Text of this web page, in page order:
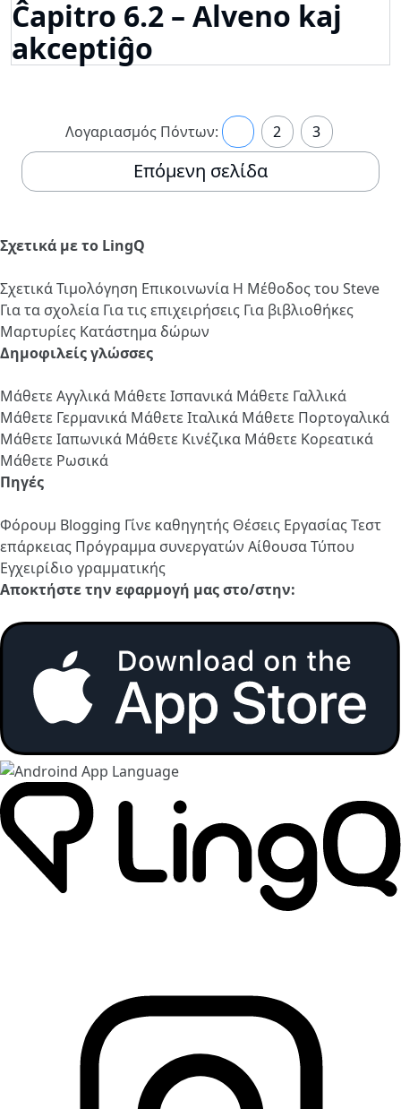
Ĉapitro 6.2 – Alveno kaj
akceptiĝo
Λογαριασμός Πόντων: 2 3
Επόμενη σελίδα
Σχετικά με το LingQ
ΣχετικάΤιμολόγηση Επικοινωνία Η Μέθοδος του Steve
Για τα σχολεία Για τις επιχειρήσεις Για βιβλιοθήκες
Μαρτυρίες Κατάστημα δώρων
Δημοφιλείς γλώσσες
Μάθετε Αγγλικά Μάθετε Ισπανικά Μάθετε Γαλλικά
Μάθετε Γερμανικά Μάθετε Ιταλικά Μάθετε Πορτογαλικά
Μάθετε Ιαπωνικά Μάθετε Κινέζικα Μάθετε Κορεατικά
Μάθετε Ρωσικά
Πηγές
Φόρουμ Blogging Γίνε καθηγητής Θέσεις ΕργασίαςΤεστ
επάρκειας Πρόγραμμα συνεργατών Αίθουσα Τύπου
Εγχειρίδιο γραμματικής
Αποκτήστε την εφαρμογή μας στο/στην: